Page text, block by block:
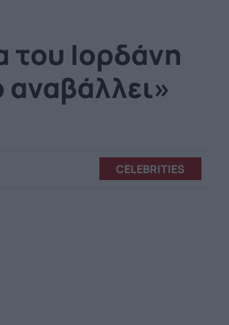
του Ιορδάνη
CELEBRITIES